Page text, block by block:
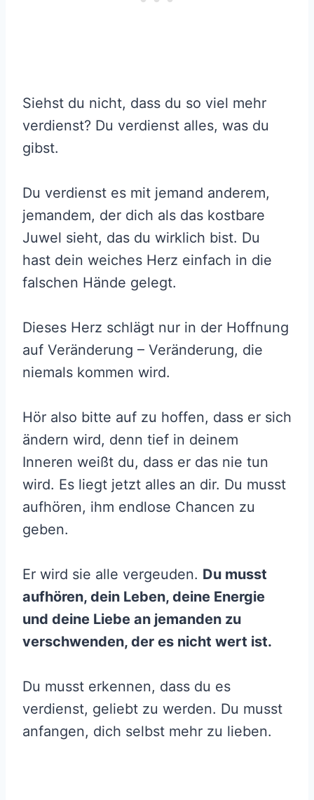
Siehst du nicht, dass du so viel mehr
verdienst? Du verdienst alles, was du
gibst.
Du verdienst es mit jemand anderem,
jemandem, der dich als das kostbare
Juwel sieht, das du wirklich bist. Du
hast dein weiches Herz einfach in die
falschen Hände gelegt.
Dieses Herz schlägt nur in der Hoffnung
auf Veränderung – Veränderung, die
niemals kommen wird.
Hör also bitte auf zu hoffen, dass er sich
ändern wird, denn tief in deinem
Inneren weißt du, dass er das nie tun
wird. Es liegt jetzt alles an dir. Du musst
aufhören, ihm endlose Chancen zu
geben.
Er wird sie alle vergeuden. Du musst
aufhören, dein Leben, deine Energie
und deine Liebe an jemanden zu
verschwenden, der es nicht wert ist.
Du musst erkennen, dass du es
verdienst, geliebt zu werden. Du musst
anfangen, dich selbst mehr zu lieben.